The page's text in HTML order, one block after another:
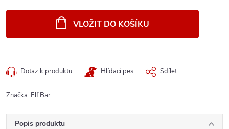
VLOŽIT DO KOŠÍKU
Dotaz k produktu Hlídací pes Sdílet
Značka: Elf Bar
Popis produktu